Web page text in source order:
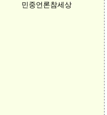
민중언론참세상